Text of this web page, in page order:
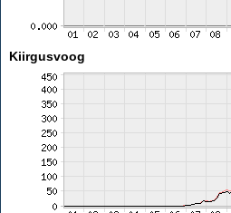
Kiirgusvoog